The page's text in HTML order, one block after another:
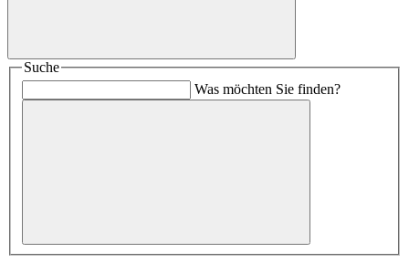
Suche
Was möchten Sie finden?